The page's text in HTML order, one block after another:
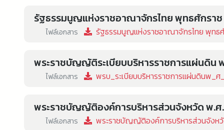
รัฐธรรมนูญแห่งราชอาณาจักรไทย พุทธศักรา
ไฟล์เอกสาร รัฐธรรมนูญแห่งราชอาณาจักรไทย พุทธ
พระราชบัญญัติระเบียบบริหารราชการแผ่นดิน
ไฟล์เอกสาร พรบ_ระเบียบบริหารราชการแผ่นดินพ_
พระราชบัญญัติองค์การบริหารส่วนจังหวัด พ.ศ.
ไฟล์เอกสาร พระราชบัญญัติองค์การบริหารส่วนจังห